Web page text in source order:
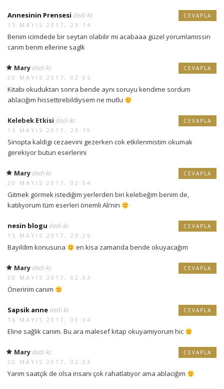
Annesinin Prensesi dedi ki:
15 MAYIS 2017, 23:14
Benim icimdede bir seytan olabilir mi acabaaa güzel yorumlamissin
canm benm ellerine saglk
CEVAPLA
Mary dedi ki:
20 MAYIS 2017, 02:05
Kitabı okuduktan sonra bende aynı soruyu kendime sordum
ablacığım hissettirebildiysem ne mutlu
CEVAPLA
Kelebek Etkisi dedi ki:
15 MAYIS 2017, 23:19
Sinopta kaldigi cezaevini gezerken cok etkilenmistim okumak
gerekiyor butun eserlerini
CEVAPLA
Mary dedi ki:
20 MAYIS 2017, 02:04
Gitmek görmek istediğim yerlerden biri kelebeğim benim de,
katılıyorum tüm eserleri önemli Ali’nin
CEVAPLA
nesin blogu dedi ki:
15 MAYIS 2017, 23:26
Bayildim konusuna en kisa zamanda bende okuyacağım
CEVAPLA
Mary dedi ki:
20 MAYIS 2017, 02:03
Öneririm canım
CEVAPLA
Sapsik anne dedi ki:
16 MAYIS 2017, 00:04
Eline sağlık canim. Bu ara malesef kitap okuyamiyorum hic
CEVAPLA
Mary dedi ki:
20 MAYIS 2017, 02:03
Yarım saatçik de olsa insanı çok rahatlatıyor ama ablacığım
CEVAPLA